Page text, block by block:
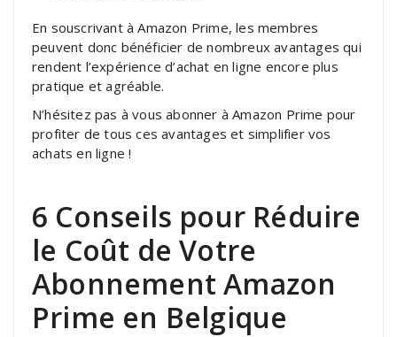
En souscrivant à Amazon Prime, les membres
peuvent donc bénéficier de nombreux avantages qui
rendent l’expérience d’achat en ligne encore plus
pratique et agréable.
N’hésitez pas à vous abonner à Amazon Prime pour
profiter de tous ces avantages et simplifier vos
achats en ligne !
6 Conseils pour Réduire
le Coût de Votre
Abonnement Amazon
Prime en Belgique